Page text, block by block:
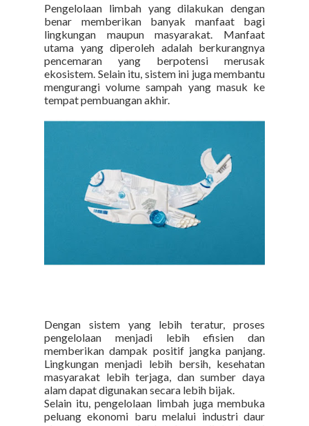
Pengelolaan limbah yang dilakukan dengan
benar memberikan banyak manfaat bagi
lingkungan maupun masyarakat. Manfaat
utama yang diperoleh adalah berkurangnya
pencemaran yang berpotensi merusak
ekosistem. Selain itu, sistem ini juga membantu
mengurangi volume sampah yang masuk ke
tempat pembuangan akhir.
Dengan sistem yang lebih teratur, proses
pengelolaan menjadi lebih efisien dan
memberikan dampak positif jangka panjang.
Lingkungan menjadi lebih bersih, kesehatan
masyarakat lebih terjaga, dan sumber daya
alam dapat digunakan secara lebih bijak.
Selain itu, pengelolaan limbah juga membuka
peluang ekonomi baru melalui industri daur